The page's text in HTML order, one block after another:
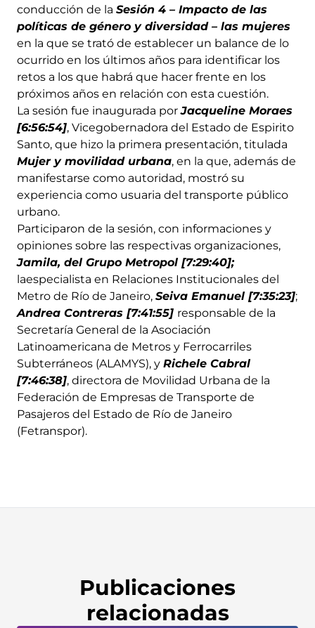
conducción de la Sesión 4 – Impacto de las
políticas de género y diversidad – las mujeres
en la que se trató de establecer un balance de lo
ocurrido en los últimos años para identificar los
retos a los que habrá que hacer frente en los
próximos años en relación con esta cuestión.
La sesión fue inaugurada porJacqueline Moraes
[6:56:54], Vicegobernadora del Estado de Espirito
Santo, que hizo la primera presentación, titulada
Mujer y movilidad urbana, en la que, además de
manifestarse como autoridad, mostró su
experiencia como usuaria del transporte público
urbano.
Participaron de la sesión, con informaciones y
opiniones sobre las respectivas organizaciones,
Jamila, del Grupo Metropol [7:29:40];
laespecialista en Relaciones Institucionales del
Metro de Río de Janeiro, Seiva Emanuel [7:35:23];
Andrea Contreras [7:41:55] responsable de la
Secretaría General de la Asociación
Latinoamericana de Metros y Ferrocarriles
Subterráneos (ALAMYS), y Richele Cabral
[7:46:38], directora de Movilidad Urbana de la
Federación de Empresas de Transporte de
Pasajeros del Estado de Río de Janeiro
(Fetranspor).
Publicaciones
relacionadas